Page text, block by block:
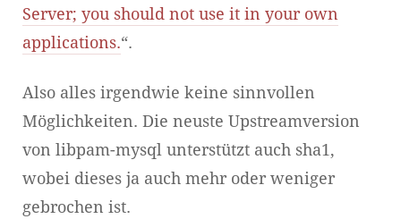
Server; you should not use it in your own
applications.“.
Also alles irgendwie keine sinnvollen
Möglichkeiten. Die neuste Upstreamversion
von libpam-mysql unterstützt auch sha1,
wobei dieses ja auch mehr oder weniger
gebrochen ist.